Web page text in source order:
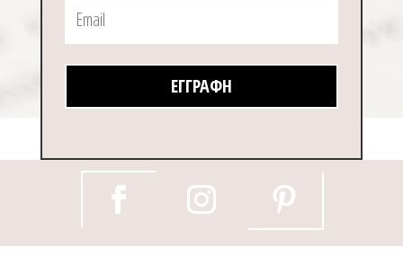
ΕΓΓΡΑΦΉ